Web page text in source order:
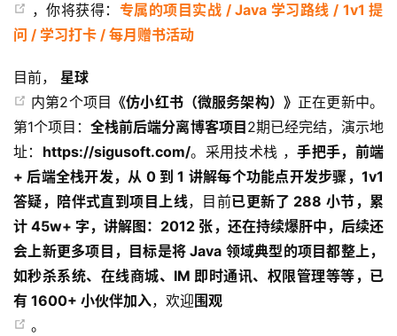
，你将获得： 专属的项目实战 / Java 学习路线 / 1v1 提
问 / 学习打卡 / 每月赠书活动
目前， 星球
内第2个项目 《仿小红书（微服务架构）》 正在更新中。
第1个项目：全栈前后端分离博客项目 2期已经完结，演示地
址： https://sigusoft.com/。采用技术栈 ，手把手，前端
+ 后端全栈开发，从 0 到 1 讲解每个功能点开发步骤，1v1
答疑，陪伴式直到项目上线，目前已更新了 288 小节，累
计 45w+ 字，讲解图：2012 张，还在持续爆肝中，后续还
会上新更多项目，目标是将 Java 领域典型的项目都整上，
如秒杀系统、在线商城、IM 即时通讯、权限管理等等，已
有 1600+ 小伙伴加入，欢迎 围观
。